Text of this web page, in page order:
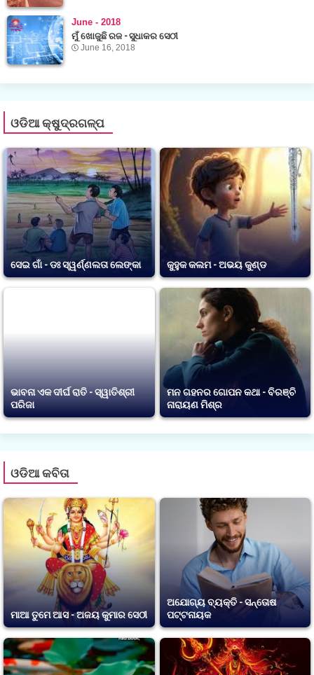
June - 2018
ମୁଁ ଖୋଜୁଛି ରଜ - ସୁଧାକର ସେଠୀ
June 16, 2018
ଓଡିଆ କ୍ଷୁଦ୍ରଗଳ୍ପ
ସେଇ ଗାଁ - ଡଃ ସ୍ୱର୍ଣ୍ଣଲତା ଲେଙ୍କା କୁହୁକ କଲମ - ଅଭୟ କୁଣ୍ଡ
ଭାବନା ଏକ ଦୀର୍ଘ ରାତି - ସ୍ୱାତିଶ୍ରୀ
ପରିଜା
ମନ ଗହନର ଗୋପନ କଥା - ବିରଞ୍ଚି
ନାରାୟଣ ମିଶ୍ର
ଓଡିଆ କବିତା
ମାଆ ତୁମେ ଆସ - ଅଜୟ କୁମାର ସେଠୀ
ଅଯୋଗ୍ୟ ବ୍ୟକ୍ତି - ସନ୍ତୋଷ
ପଟ୍ଟନାୟକ